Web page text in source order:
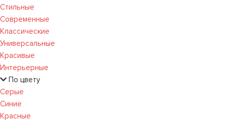
Стильные
Современные
Классические
Универсальные
Красивые
Интерьерные
По цвету
Серые
Синие
Красные